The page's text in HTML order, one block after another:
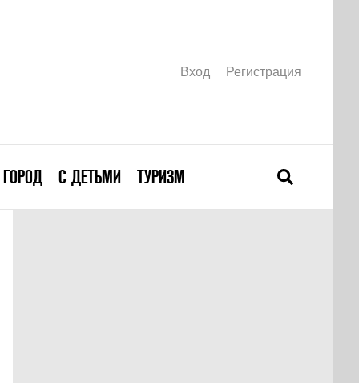
Вход Регистрация
ГОРОД С ДЕТЬМИ ТУРИЗМ